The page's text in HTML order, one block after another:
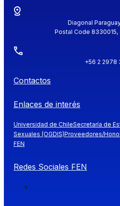
Diagonal
Postal Code 8330015,
+56 2 2978
Contactos
Enlaces de interés
Universidad de ChileSecretaría de
Sexuales (OGDIS)Proveedores/
FEN
Redes Sociales FEN